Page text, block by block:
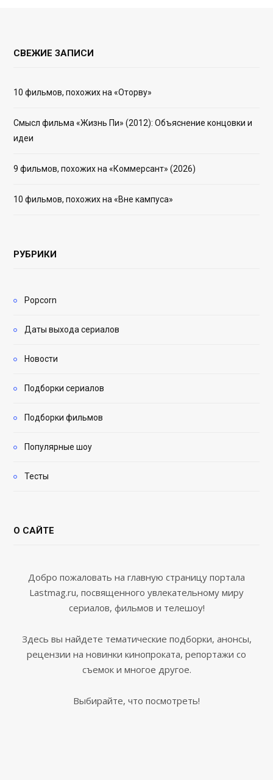
СВЕЖИЕ ЗАПИСИ
10 фильмов, похожих на «Оторву»
Смысл фильма «Жизнь Пи» (2012): Объяснение концовки и
идеи
9 фильмов, похожих на «Коммерсант» (2026)
10 фильмов, похожих на «Вне кампуса»
РУБРИКИ
Popcorn
Даты выхода сериалов
Новости
Подборки сериалов
Подборки фильмов
Популярные шоу
Тесты
О САЙТЕ
Добро пожаловать на главную страницу портала
Lastmag.ru, посвященного увлекательному миру
сериалов, фильмов и телешоу!
Здесь вы найдете тематические подборки, анонсы,
рецензии на новинки кинопроката, репортажи со
съемок и многое другое.
Выбирайте, что посмотреть!